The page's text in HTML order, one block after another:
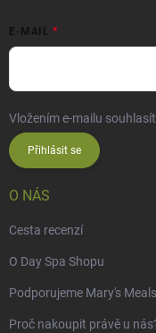
E-MAIL
Vložením e-mailu
Přihlásit se
O NÁS
Cesta recenzí
O Day Spa Shopu
Podporujeme Mary's Meals
Proč nakoupit právě u